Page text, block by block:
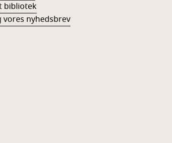
bibliotek
vores nyhedsbrev